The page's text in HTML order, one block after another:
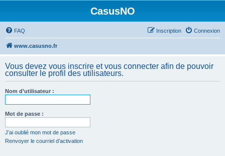
CasusNO
FAQ Connexion
Inscription
www.casusno.fr
Vous devez vous inscrire et vous connecter afin de pouvoir
consulter le profil des utilisateurs.
Nom d’utilisateur :
Mot de passe :
J’ai oublié mon mot de passe
Renvoyer le courriel d’activation